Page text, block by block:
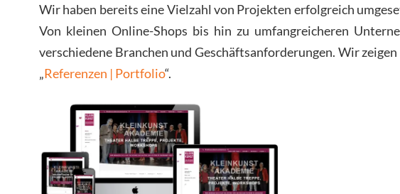
Wir haben bereits eine Vielzahl von Projekten erfolgreich
Von kleinen Online-Shops bis hin zu umfangreicheren
verschiedene Branchen und Geschäftsanforderungen. Wir
„Referenzen | Portfolio“.